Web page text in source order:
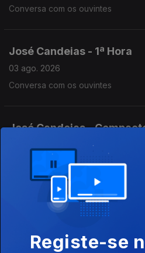
Conversa com os ouvintes
José Candeias - 1ª Hora
03 ago. 2026
Conversa com os ouvintes
José Candeias -
Conversa com os ouvintes
José Candeias -
Conversa com os ouvintes
Registe-se